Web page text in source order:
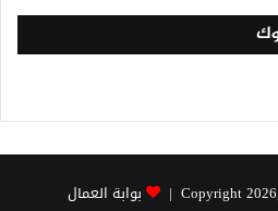
بوابة العمال